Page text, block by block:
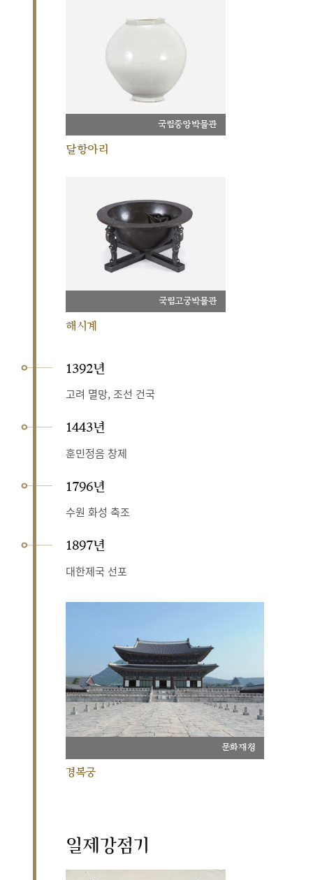
국립중앙박물관
달항아리
국립고궁박물관
해시계
1392년
고려 멸망, 조선 건국
1443년
훈민정음 창제
1796년
수원 화성 축조
1897년
대한제국 선포
문화재청
경복궁
일제강점기